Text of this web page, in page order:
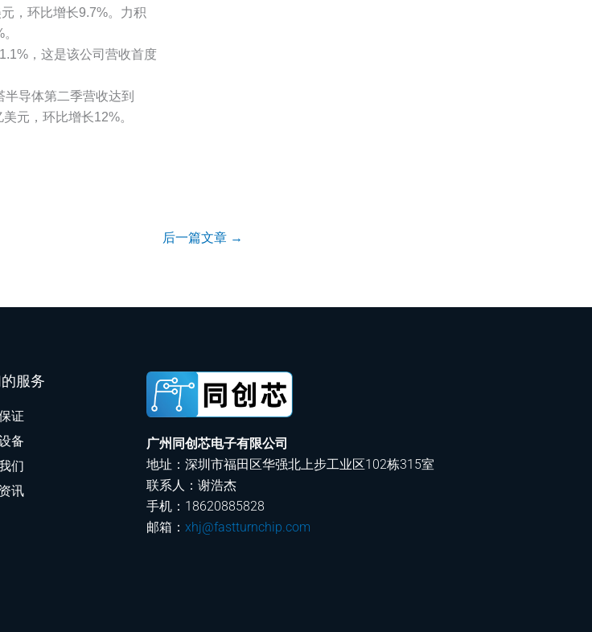
，环比增长9.7%。力积
，这是该公司营收首度
导体第二季营收达到
元，环比增长12%。
后一篇文章 →
服务
证
备
们
讯
广州同创芯电子有限公司
地址：深圳市福田区华强北上步工业区102栋315室
联系人：谢浩杰
手机：18620885828
邮箱：xhj@fastturnchip.com